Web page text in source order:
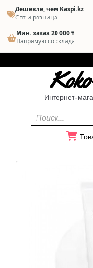
Дешевле, чем Kaspi.kz
Опт и розница
Мин. заказ 20 000 ₸
Напрямую со склада
Интернет-